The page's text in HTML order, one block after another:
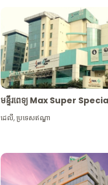
មន្ទីរពេទ្យ Max Super
ដេលី,ប្រទេសឥណ្ឌា